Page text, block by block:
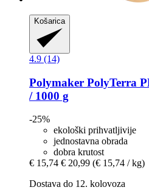
Košarica
4.9 (14)
Polymaker PolyTerra
/ 1000 g
-25%
ekološki prihvatljivije
jednostavna obrada
dobra krutost
€ 15,74 € 20,99 (€ 15,74 / kg)
Dostava do 12. kolovoza